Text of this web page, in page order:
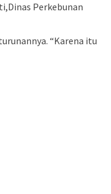
Perkebunan
“Karena itu